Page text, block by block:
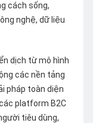
cách sống,
nghệ, dữ liệu
dịch từ mô hình
các nền tảng
pháp toàn diện
platform B2C
tiêu dùng,